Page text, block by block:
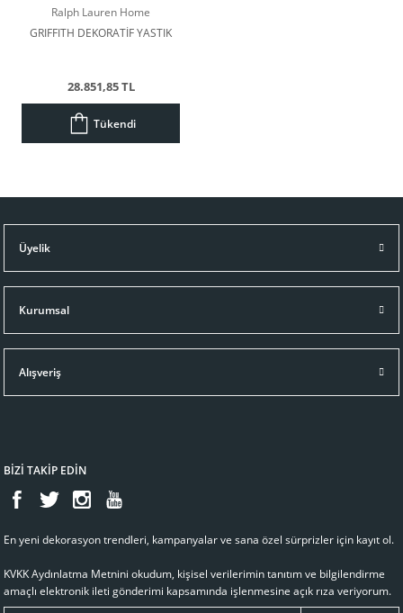
Ralph Lauren Home
GRIFFITH DEKORATİF YASTIK
28.851,85 TL
Tükendi
Üyelik
Kurumsal
Alışveriş
BİZİ TAKİP EDİN
En yeni dekorasyon trendleri, kampanyalar ve sana özel sürprizler için kayıt ol.
KVKK Aydınlatma Metnini okudum, kişisel verilerimin tanıtım ve bilgilendirme
amaçlı elektronik ileti gönderimi kapsamında işlenmesine açık rıza veriyorum.